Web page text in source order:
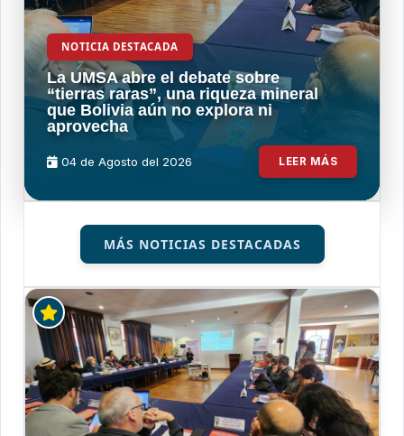
NOTICIA DESTACADA
La UMSA abre el debate sobre
“tierras raras”, una riqueza mineral
que Bolivia aún no explora ni
aprovecha
04 de Agosto del 2026 LEER MÁS
MÁS NOTICIAS DESTACADAS